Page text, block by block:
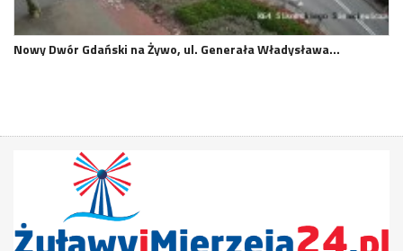
Nowy Dwór Gdański na Żywo, ul. Generała Władysława…